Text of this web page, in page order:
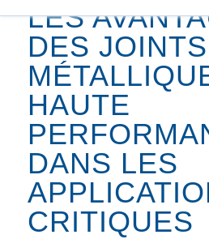
LES
DES JOINTS
HAUTE
DANS LES
CRITIQUES